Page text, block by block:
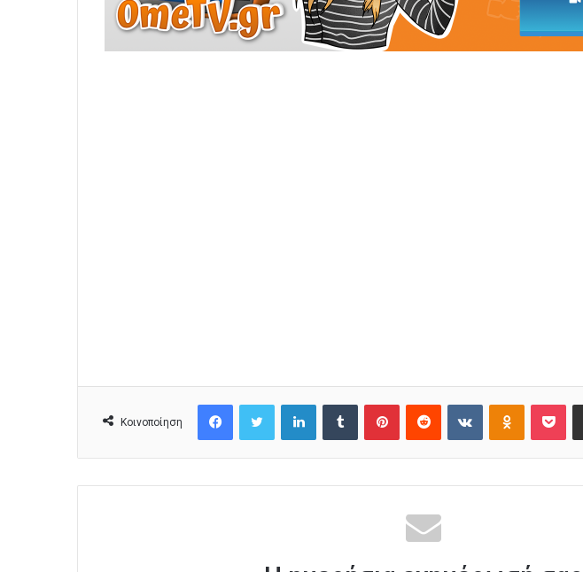
Κοινοποίηση